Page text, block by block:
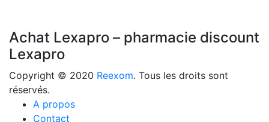
Achat Lexapro – pharmacie discount
Lexapro
Copyright © 2020 Reexom. Tous les droits sont
réservés.
A propos
Contact